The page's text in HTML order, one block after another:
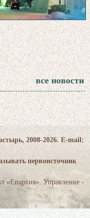
все новости
2008-2026. E-mail:
первоисточник
«Епархия». Управление -